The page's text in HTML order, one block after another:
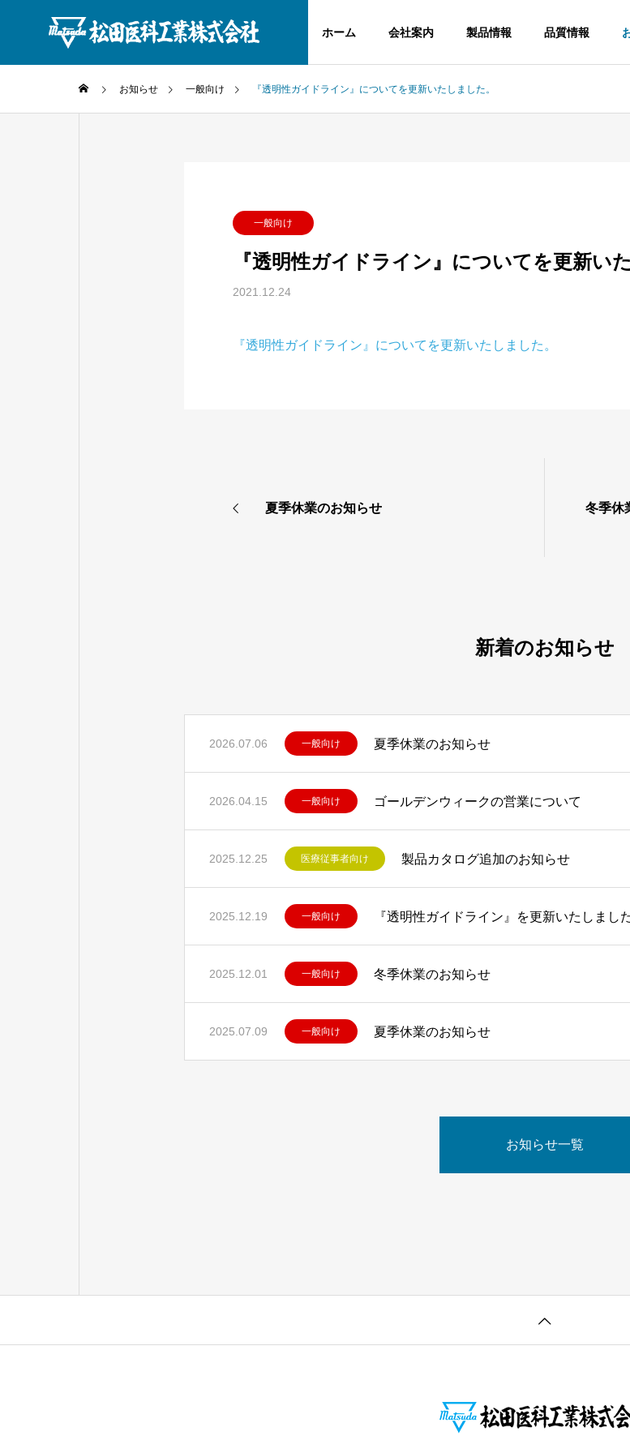
ホーム 会社案内 製品情報 品質情報
縫合針 縫合糸
お知らせ 一般向け 『透明性ガイドライン』についてを更新いたしました。
一般向け
『透明性ガイドライン』についてを更新い
2021.12.24
『透明性ガイドライン』についてを更新いたしました。
夏季休業のお知らせ 冬季休
新着のお知らせ
2026.07.06 一般向け 夏季休業のお知らせ
2026.04.15 一般向け ゴールデンウィークの営業について
2025.12.25 医療従事者向け 製品カタログ追加のお知らせ
2025.12.19 一般向け 『透明性ガイドライン』を更新いたしました
2025.12.01 一般向け 冬季休業のお知らせ
2025.07.09 一般向け 夏季休業のお知らせ
お知らせ一覧